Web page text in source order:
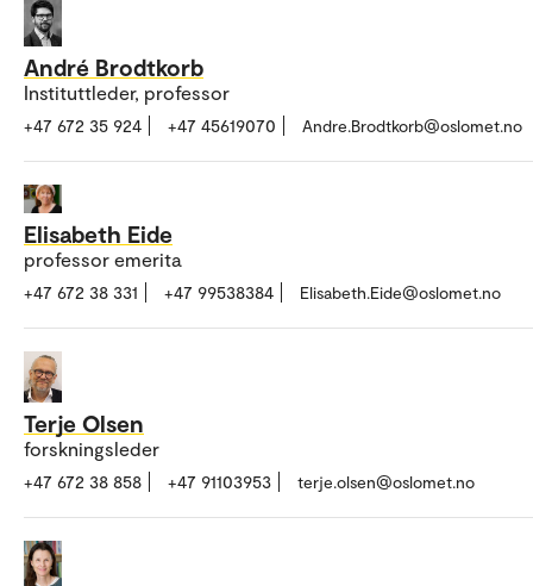
André Brodtkorb
Instituttleder, professor
+47 672 35 924 +47 45619070 Andre.Brodtkorb@oslomet.no
Elisabeth Eide
professor emerita
+47 672 38 331 +47 99538384 Elisabeth.Eide@oslomet.no
Terje Olsen
forskningsleder
+47 672 38 858 +47 91103953 terje.olsen@oslomet.no